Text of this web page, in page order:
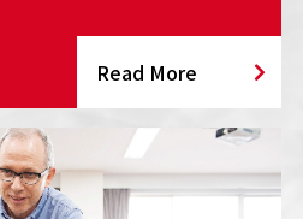
Read More